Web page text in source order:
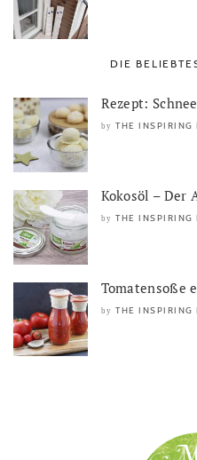
DIE
Rezept:
by THE INSPIRING
Kokosöl – Der
by THE INSPIRING
Tomatensoße
by THE INSPIRING